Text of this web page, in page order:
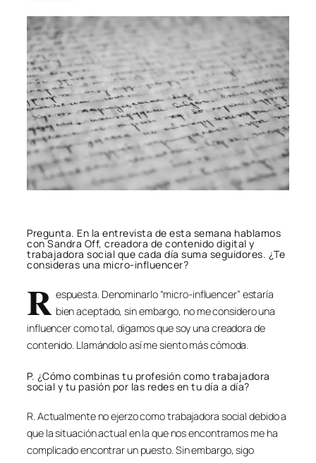
Pregunta. En la entrevista de esta semana hablamos
con Sandra Off, creadora de contenido digital y
trabajadora social que cada día suma seguidores. ¿Te
consideras una micro-influencer?
R espuesta. Denominarlo “micro-influencer” estaría
bien aceptado, sin embargo, no me considero una
influencer como tal, digamos que soy una creadora de
contenido. Llamándolo así me siento más cómoda.
P. ¿Cómo combinas tu profesión como trabajadora
social y tu pasión por las redes en tu día a día?
R. Actualmente no ejerzo como trabajadora social debido a
que la situación actual en la que nos encontramos me ha
complicado encontrar un puesto. Sin embargo, sigo